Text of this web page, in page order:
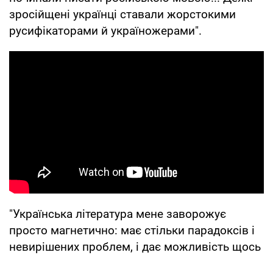
зросійщені українці ставали жорстокими
русифікаторами й україножерами".
"Українська література мене заворожує
просто магнетично: має стільки парадоксів і
невирішених проблем, і дає можливість щось